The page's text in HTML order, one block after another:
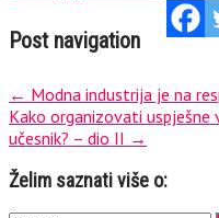
Post navigation
← Modna industrija je na
Kako organizovati
učesnik? – dio II →
Želim saznati više o: